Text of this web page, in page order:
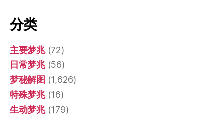
分类
主要梦兆(72)
日常梦兆(56)
梦秘解图 (1,626)
特殊梦兆(16)
生动梦兆(179)